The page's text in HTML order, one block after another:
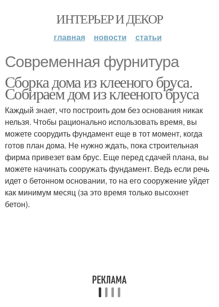
ИНТЕРЬЕР И ДЕКОР
главная новости статьи
Современная фурнитура
Сборка дома из клееного бруса.
Собираем дом из клееного бруса
Каждый знает, что построить дом без основания никак
нельзя. Чтобы рационально использовать время, вы
можете соорудить фундамент еще в тот момент, когда
готов план дома. Не нужно ждать, пока строительная
фирма привезет вам брус. Еще перед сдачей плана, вы
можете начинать сооружать фундамент. Ведь если речь
идет о бетонном основании, то на его сооружение уйдет
как минимум месяц (за это время только высохнет
бетон).